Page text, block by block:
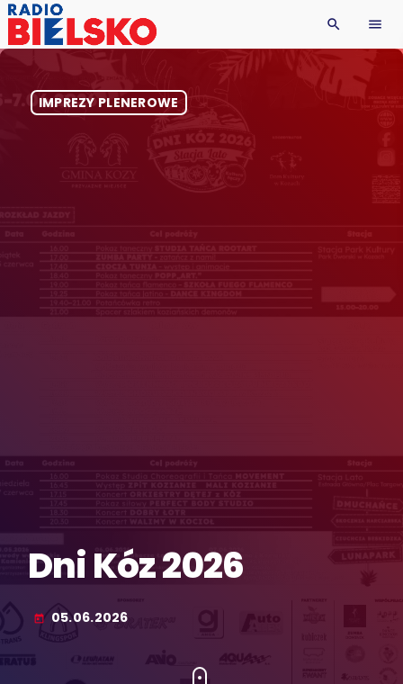
search menu
IMPREZY PLENEROWE
Dni Kóz 2026
today 05.06.2026